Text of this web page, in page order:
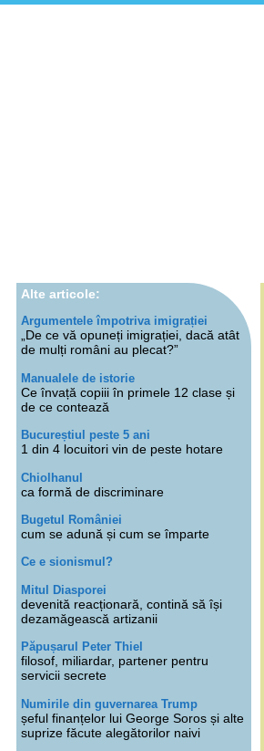
Alte articole:
Argumentele împotriva imigrației
„De ce vă opuneți imigrației, dacă atât
de mulți români au plecat?”
Manualele de istorie
Ce învață copiii în primele 12 clase și
de ce contează
Bucureștiul peste 5 ani
1 din 4 locuitori vin de peste hotare
Chiolhanul
ca formă de discriminare
Bugetul României
cum se adună și cum se împarte
Ce e sionismul?
Mitul Diasporei
devenită reacționară, contină să își
dezamăgească artizanii
Păpușarul Peter Thiel
filosof, miliardar, partener pentru
servicii secrete
Numirile din guvernarea Trump
șeful finanțelor lui George Soros și alte
suprize făcute alegătorilor naivi